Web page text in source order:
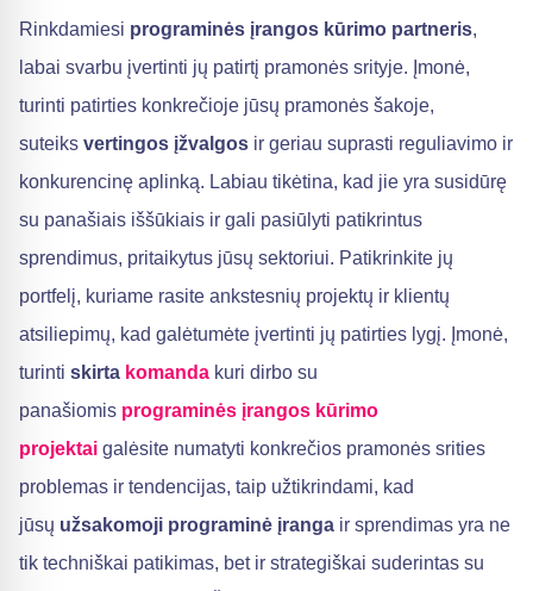
Rinkdamiesi programinės įrangos kūrimo partneris,
labai svarbu įvertinti jų patirtį pramonės srityje. Įmonė,
turinti patirties konkrečioje jūsų pramonės šakoje,
suteiks vertingos įžvalgos ir geriau suprasti reguliavimo ir
konkurencinę aplinką. Labiau tikėtina, kad jie yra susidūrę
su panašiais iššūkiais ir gali pasiūlyti patikrintus
sprendimus, pritaikytus jūsų sektoriui. Patikrinkite jų
portfelį, kuriame rasite ankstesnių projektų ir klientų
atsiliepimų, kad galėtumėte įvertinti jų patirties lygį. Įmonė,
turinti skirta komanda kuri dirbo su
panašiomis programinės įrangos kūrimo
projektai galėsite numatyti konkrečios pramonės srities
problemas ir tendencijas, taip užtikrindami, kad
jūsų užsakomoji programinė įranga ir sprendimas yra ne
tik techniškai patikimas, bet ir strategiškai suderintas su